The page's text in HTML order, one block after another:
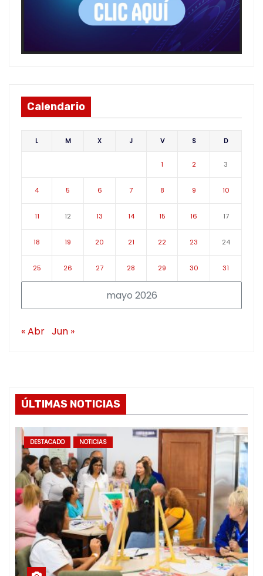
Calendario
mayo 2026
L M X J V S D
1 2 3
4 5 6 7 8 9 10
11 12 13 14 15 16 17
18 19 20 21 22 23 24
25 26 27 28 29 30 31
« Abr Jun »
ÚLTIMAS NOTICIAS
DESTACADO NOTICIAS